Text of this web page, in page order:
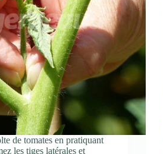
de tomates en pratiquant
les tiges latérales et